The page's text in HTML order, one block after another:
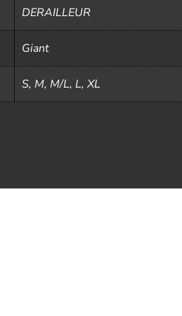
DERAILLEUR
Giant
S, M, M/L, L, XL